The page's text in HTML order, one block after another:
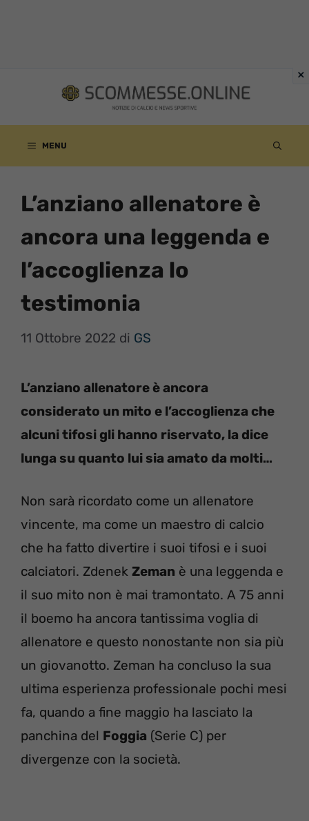
contenuto
MENU
L’anziano allenatore è
ancora una leggenda e
l’accoglienza lo
testimonia
11 Ottobre 2022 di GS
L’anziano allenatore è ancora
considerato un mito e l’accoglienza che
alcuni tifosi gli hanno riservato, la dice
lunga su quanto lui sia amato da molti…
Non sarà ricordato come un allenatore
vincente, ma come un maestro di calcio
che ha fatto divertire i suoi tifosi e i suoi
calciatori. Zdenek Zeman è una leggenda e
il suo mito non è mai tramontato. A 75 anni
il boemo ha ancora tantissima voglia di
allenatore e questo nonostante non sia più
un giovanotto. Zeman ha concluso la sua
ultima esperienza professionale pochi mesi
fa, quando a fine maggio ha lasciato la
panchina del Foggia (Serie C) per
divergenze con la società.